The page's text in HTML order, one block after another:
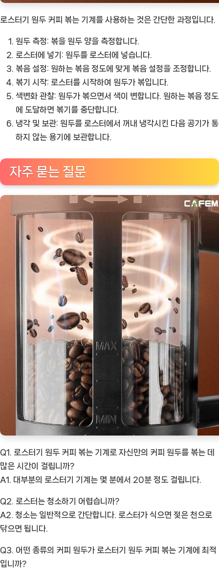
로스터기 원두 커피 볶는 기계를 사용하는 것은 간단한 과정입니다.
원두 측정: 볶을 원두 양을 측정합니다.
로스터에 넣기: 원두를 로스터에 넣습니다.
볶음 설정: 원하는 볶음 정도에 맞게 볶음 설정을 조정합니다.
볶기 시작: 로스터를 시작하여 원두가 볶입니다.
색변화 관찰: 원두가 볶으면서 색이 변합니다. 원하는 볶음 정도
에 도달하면 볶기를 중단합니다.
냉각 및 보관: 원두를 로스터에서 꺼내 냉각시킨 다음 공기가 통
하지 않는 용기에 보관합니다.
자주 묻는 질문
Q1. 로스터기 원두 커피 볶는 기계로 자신만의 커피 원두를 볶는 데
많은 시간이 걸립니까?
A1. 대부분의 로스터기 기계는 몇 분에서 20분 정도 걸립니다.
Q2. 로스터는 청소하기 어렵습니까?
A2. 청소는 일반적으로 간단합니다. 로스터가 식으면 젖은 천으로
닦으면 됩니다.
Q3. 어떤 종류의 커피 원두가 로스터기 원두 커피 볶는 기계에 최적
입니까?